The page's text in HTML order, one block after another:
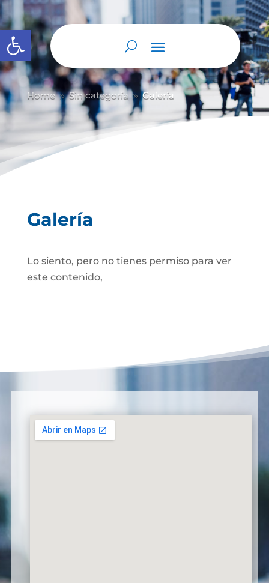
Abrir barra de herramientas
Home 9 Sin categoría 9 Galería
Galería
Lo siento, pero no tienes permiso para ver
este contenido,